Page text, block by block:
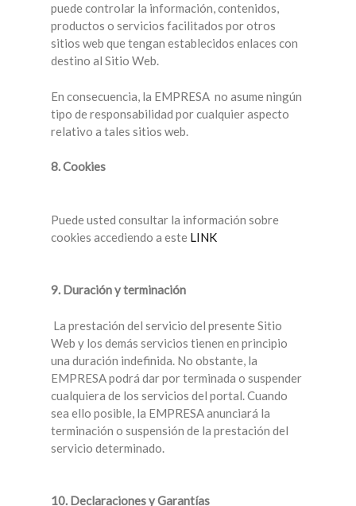
puede controlar la información, contenidos,
productos o servicios facilitados por otros
sitios web que tengan establecidos enlaces con
destino al Sitio Web.
En consecuencia, la EMPRESA no asume ningún
tipo de responsabilidad por cualquier aspecto
relativo a tales sitios web.
8. Cookies
Puede usted consultar la información sobre
cookies accediendo a este LINK
9. Duración y terminación
La prestación del servicio del presente Sitio
Web y los demás servicios tienen en principio
una duración indefinida. No obstante, la
EMPRESA podrá dar por terminada o suspender
cualquiera de los servicios del portal. Cuando
sea ello posible, la EMPRESA anunciará la
terminación o suspensión de la prestación del
servicio determinado.
10. Declaraciones y Garantías